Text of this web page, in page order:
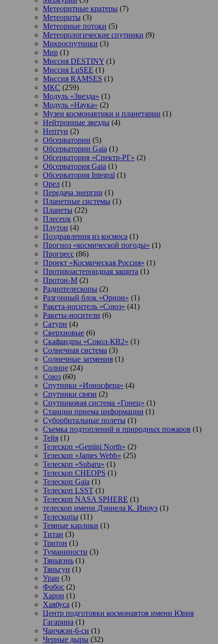
Метеоритные кратеры (7)
Метеориты (3)
Метеорные потоки (5)
Метеорологические спутники (9)
Микроспутники (3)
Мир (1)
Миссия DESTINY (1)
Миссия LuSEE (1)
Миссия RAMSES (1)
МКС (259)
Модуль «Звезда» (1)
Модуль «Наука» (2)
Музеи космонавтики и планетарии (1)
Нейтронные звезды (4)
Нептун (2)
Обсерватории (5)
Обсерватории Gaia (1)
Обсерватория «Спектр-РГ» (2)
Обсерватория Gaia (1)
Обсерватория Integral (1)
Орел (1)
Передача энергии (1)
Планетные системы (1)
Планеты (22)
Плесецк (3)
Плутон (4)
Поздравления из космоса (1)
Прогноз «космической погоды» (1)
Прогресс (86)
Проект «Космическая Россия» (1)
Противоастероидная защита (1)
Протон-М (2)
Радиотелескопы (2)
Разгонный блок «Орион» (1)
Ракета-носитель «Союз» (41)
Ракеты-носители (6)
Сатурн (4)
Сверхновые (6)
Скафандры «Сокол-КВ2» (1)
Солнечная система (3)
Солнечные затмения (1)
Солнце (24)
Союз (60)
Спутники «Ионосфера» (4)
Спутники связи (2)
Спутниковая система «Гонец» (1)
Станции приема информации (1)
Суборбитальные полеты (1)
Съемка подтоплений и природных пожаров (1)
Тейя (1)
Телескоп «Gemini North» (2)
Телескоп «James Webb» (25)
Телескоп «Subaru» (1)
Телескоп CHEOPS (1)
Телескоп Gaia (1)
Телескоп LSST (1)
Телескоп NASA SPHERE (1)
телескоп имени Дэниела К. Иноуэ (1)
Телескопы (11)
Темные карлики (1)
Титан (3)
Тритон (1)
Туманнности (3)
Тяньвэнь (1)
Тяньгун (1)
Уран (3)
Фобос (2)
Харон (1)
Хаябуса (1)
Центр подготовки космонавтов имени Юрия
Гагарина (1)
Чанчжэн-6-си (1)
Черные дыры (32)